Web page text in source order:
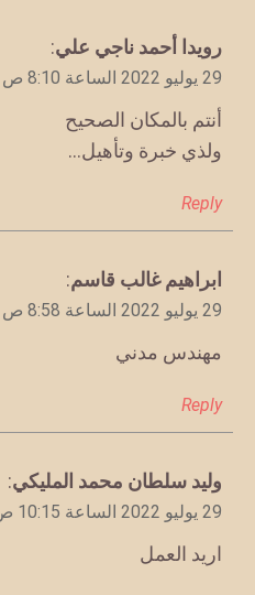
يقول
رويدا أحمد ناجي علي:
29 يوليو 2022 الساعة 8:10 ص
أنتم بالمكان الصحيح
ولذي خبرة وتأهيل…
Reply
يقول
ابراهيم غالب قاسم:
29 يوليو 2022 الساعة 8:58 ص
مهندس مدني
Reply
يقول
وليد سلطان محمد المليكي:
29 يوليو 2022 الساعة 10:15 ص
اريد العمل